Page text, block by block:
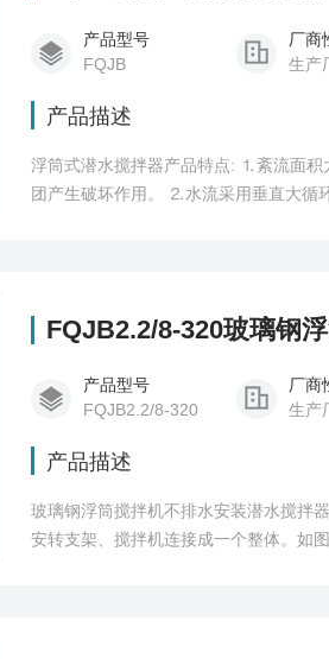
产品型号
FQJB
厂商
生产
产品描述
浮筒式潜水搅拌器产品特点: ⒈紊流面积
团产生破坏作用。 ⒉水流采用垂直大循
FQJB2.2/8-320玻璃钢
产品型号
FQJB2.2/8-320
厂商
生产
产品描述
玻璃钢浮筒搅拌机不排水安装潜水搅拌
安转支架、搅拌机连接成一个整体。如
钢丝绳的另一端固定在池边，或在池
至预定区域，再将四根钢丝绳另一端